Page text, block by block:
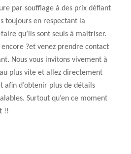
par soufflage à des prix défiant
toujours en respectant la
qu’ils sont seuls à maitriser.
encore ?et venez prendre contact
Nous vous invitons vivement à
plus vite et allez directement
d’obtenir plus de détails
Surtout qu’en ce moment
!!